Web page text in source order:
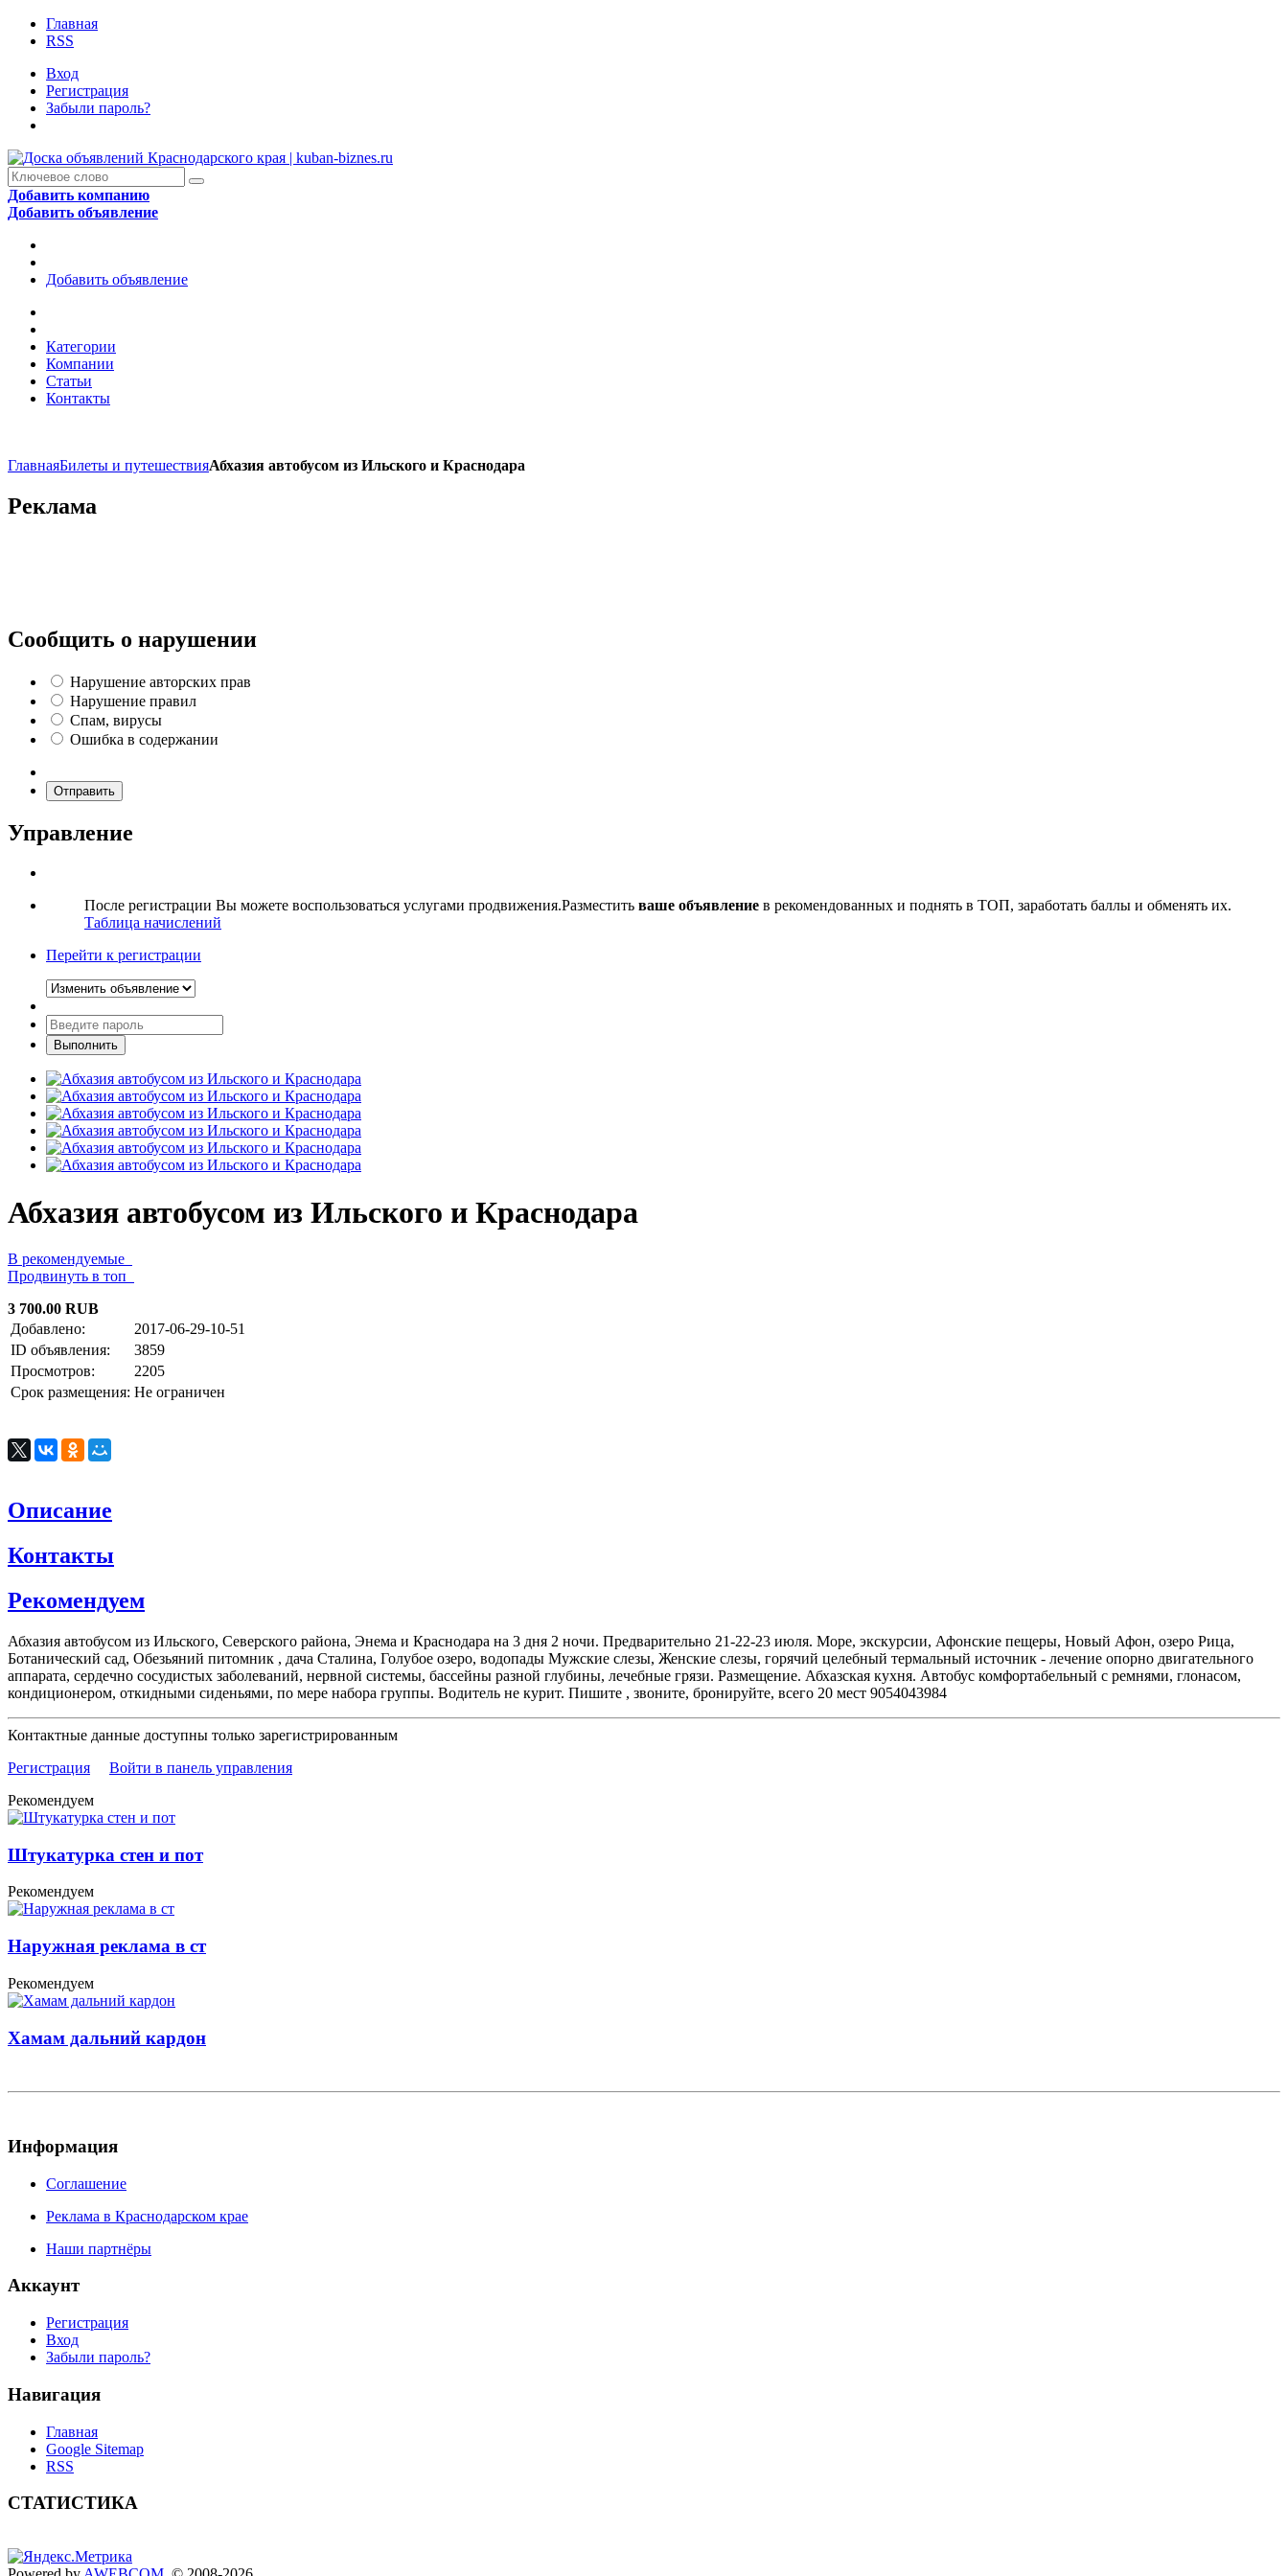
Главная
RSS
Вход
Регистрация
Забыли пароль?
Добавить компанию
Добавить объявление
Добавить объявление
Категории
Компании
Статьи
Контакты
ГлавнаяБилеты и путешествияАбхазия автобусом из Ильского и Краснодара
Реклама
Сообщить о нарушении
Нарушение авторских прав
Нарушение правил
Спам, вирусы
Ошибка в содержании
Отправить
Управление
После регистрации Вы можете воспользоваться услугами продвижения.Разместить ваше объявление в рекомендованных и поднять в ТОП, заработать баллы и обменять их.
Таблица начислений
Перейти к регистрации
Абхазия автобусом из Ильского и Краснодара
В рекомендуемые
Продвинуть в топ
3 700.00 RUB
Добавлено:
2017-06-29-10-51
ID объявления:
3859
Просмотров:
2205
Срок размещения: Не ограничен
Описание
Контакты
Рекомендуем
Абхазия автобусом из Ильского, Северского района, Энема и Краснодара на 3 дня 2 ночи. Предварительно 21-22-23 июля. Море, экскурсии, Афонские пещеры, Новый Афон, озеро Рица,
Ботанический сад, Обезьяний питомник , дача Сталина, Голубое озеро, водопады Мужские слезы, Женские слезы, горячий целебный термальный источник - лечение опорно двигательного
аппарата, сердечно сосудистых заболеваний, нервной системы, бассейны разной глубины, лечебные грязи. Размещение. Абхазская кухня. Автобус комфортабельный с ремнями, глонасом,
кондиционером, откидными сиденьями, по мере набора группы. Водитель не курит. Пишите , звоните, бронируйте, всего 20 мест 9054043984
Контактные данные доступны только зарегистрированным
Регистрация
Войти в панель управления
Рекомендуем
Штукатурка стен и пот
Рекомендуем
Наружная реклама в ст
Рекомендуем
Хамам дальний кардон
Информация
Соглашение
Реклама в Краснодарском крае
Наши партнёры
Аккаунт
Регистрация
Вход
Забыли пароль?
Навигация
Главная
Google Sitemap
RSS
СТАТИСТИКА